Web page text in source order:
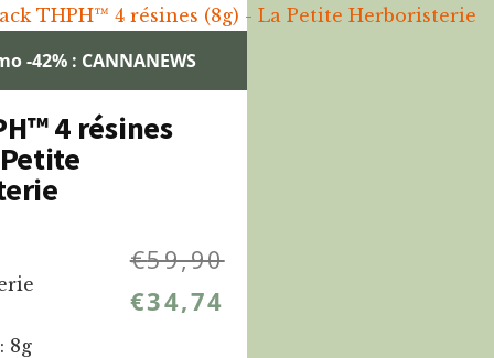
-42% : CANNANEWS
4 résines
8g
€59,90
€34,74